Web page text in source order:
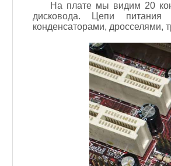
На плате мы видим 20
дисковода. Цепи питания
конденсаторами,